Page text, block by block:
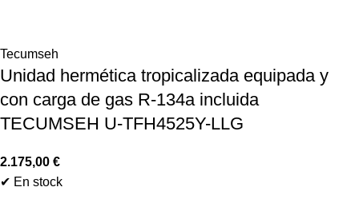
Tecumseh
Unidad hermética tropicalizada equipada y
con carga de gas R-134a incluida
TECUMSEH U-TFH4525Y-LLG
2.175,00 €
✔ En stock